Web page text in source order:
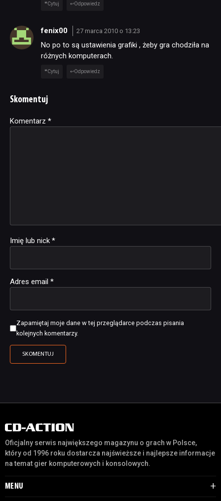
Cytuj Odpowiedz
fenix00 27 marca 2010 o 13:23
No po to są ustawienia grafiki , żeby gra chodziła na
różnych komputerach.
Cytuj Odpowiedz
Skomentuj
Komentarz *
Imię lub nick *
Adres email *
Zapamiętaj moje dane w tej przeglądarce podczas pisania
kolejnych komentarzy.
Alternative:
Oficjalny serwis największego magazynu o grach w Polsce,
który od 1996 roku dostarcza najświeższe i najlepsze informacje
na temat gier komputerowych i konsolowych.
MENU